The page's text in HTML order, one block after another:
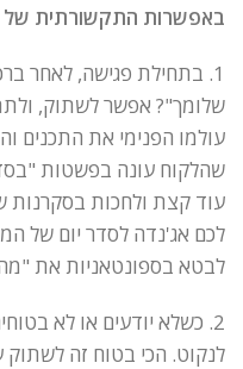
באפשרות התקשורתית
1. בתחילת פגישה, לאחר
שלומך"? אפשר לשתוק,
עולמו הפנימי את התכנים
שהלקוח עונה בפשטות
עוד קצת ולחכות בסקרנות
לכם אג'נדה לסדר יום של
לבטא בספונטאניות את
2. כשלא יודעים או לא
לנקוט. הכי בטוח זה